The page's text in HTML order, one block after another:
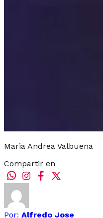
Maria Andrea Valbuena
Compartir en
Por: Alfredo Jose